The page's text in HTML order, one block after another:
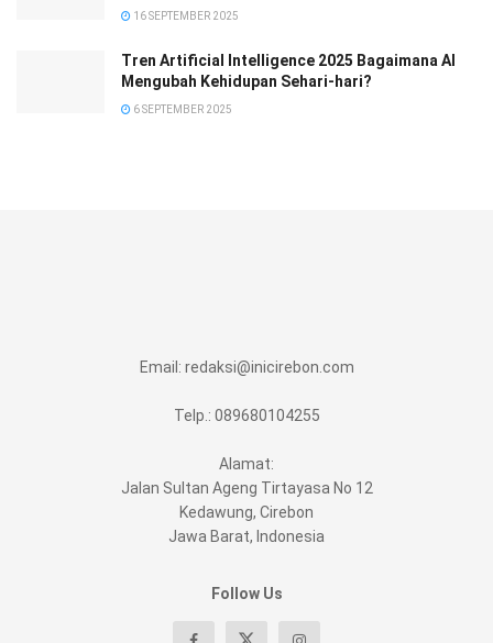
16 SEPTEMBER 2025
Tren Artificial Intelligence 2025 Bagaimana AI
Mengubah Kehidupan Sehari-hari?
6 SEPTEMBER 2025
Email: redaksi@inicirebon.com
Telp.: 089680104255
Alamat:
Jalan Sultan Ageng Tirtayasa No 12
Kedawung, Cirebon
Jawa Barat, Indonesia
Follow Us